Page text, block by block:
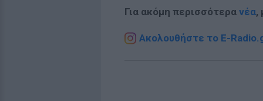
Για ακόμη περισσότερα νέα,
Ακολουθήστε το E-